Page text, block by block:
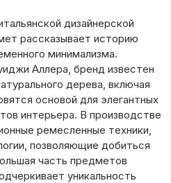
дизайнерской
рассказывает историю
минимализма.
Аллера, бренд известен
дерева, включая
основой для элегантных
интерьера. В производстве
ремесленные техники,
позволяющие добиться
часть предметов
уникальность